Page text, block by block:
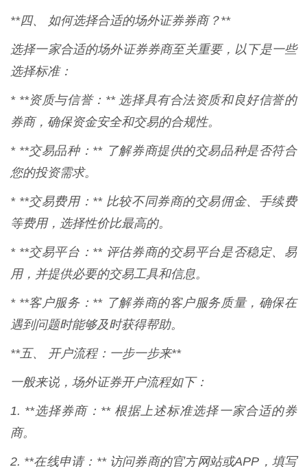
**四、 如何选择合适的场外证券券商？**
选择一家合适的场外证券券商至关重要，以下是一些
选择标准：
* **资质与信誉：** 选择具有合法资质和良好信誉的
券商，确保资金安全和交易的合规性。
* **交易品种：** 了解券商提供的交易品种是否符合
您的投资需求。
* **交易费用：** 比较不同券商的交易佣金、手续费
等费用，选择性价比最高的。
* **交易平台：** 评估券商的交易平台是否稳定、易
用，并提供必要的交易工具和信息。
* **客户服务：** 了解券商的客户服务质量，确保在
遇到问题时能够及时获得帮助。
**五、 开户流程：一步一步来**
一般来说，场外证券开户流程如下：
1. **选择券商：** 根据上述标准选择一家合适的券
商。
2. **在线申请：** 访问券商的官方网站或APP，填写